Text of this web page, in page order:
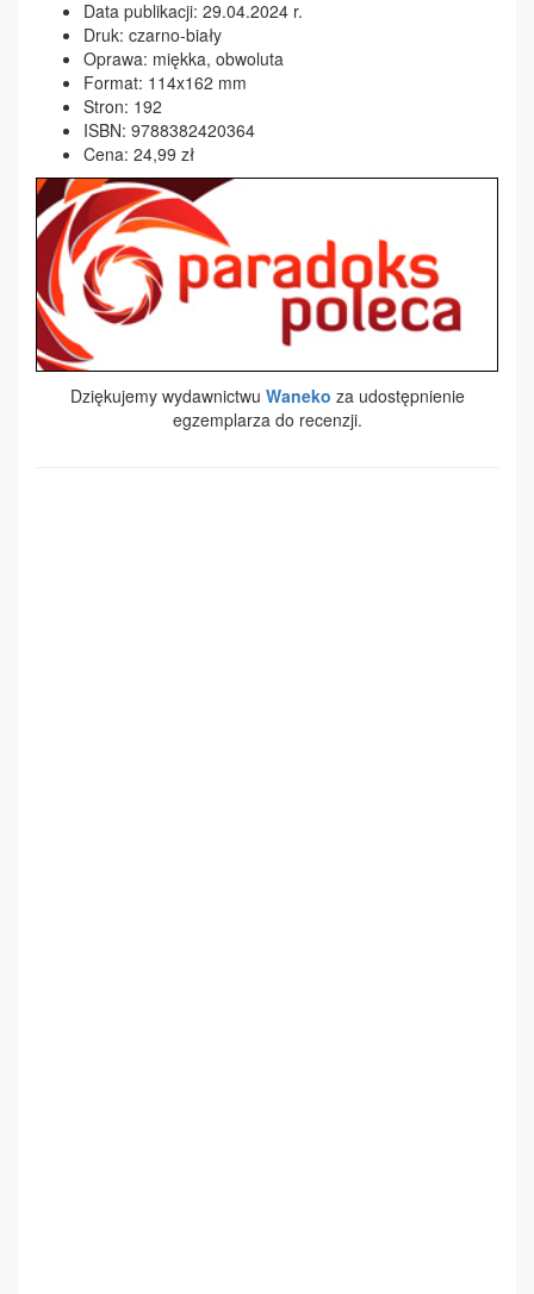
Data publikacji: 29.04.2024 r.
Druk: czarno-biały
Oprawa: miękka, obwoluta
Format: 114x162 mm
Stron: 192
ISBN: 9788382420364
Cena: 24,99 zł
Dziękujemy wydawnictwu Waneko za udostępnienie
egzemplarza do recenzji.